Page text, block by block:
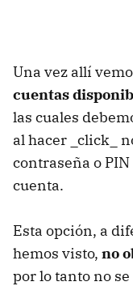
Una vez allí
cuentas
las cuales
al hacer _click_
contraseña o
cuenta.
Esta opción, a
hemos visto, no
por lo tanto no